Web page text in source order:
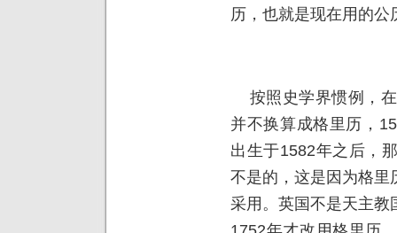
历，也就是现在用的公
按照史学界惯例，
并不换算成格里历，
出生于1582年之后，
不是的，这是因为格里
采用。英国不是天主教